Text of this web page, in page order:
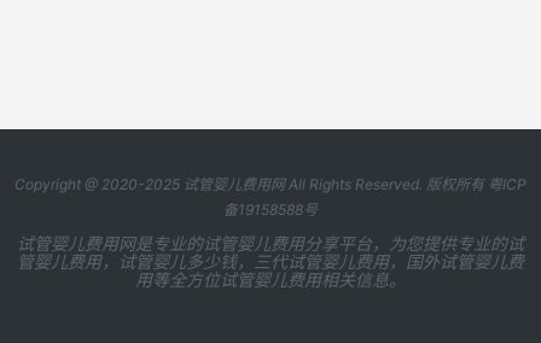
Copyright @ 2020-2025 试管婴儿费用网All Rights Reserved. 版权所有 粤ICP
备19158588号
试管婴儿费用网是专业的试管婴儿费用分享平台，为您提供专业的试
管婴儿费用，试管婴儿多少钱，三代试管婴儿费用，国外试管婴儿费
用等全方位试管婴儿费用相关信息。